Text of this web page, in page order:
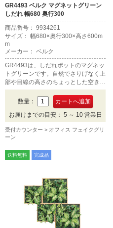
GR4493 ベルク マグネットグリーン
しだれ 幅680 奥行300
商品番号： 9934261
サイズ： 幅680×奥行300×高さ600m
m
メーカー： ベルク
GR4493は、しだれポットのマグネッ
トグリーンです。自然でさりげなく上
部や目線の高さのちょっとした空きス
ペースにおすすめです。
数量：
お届けまでの目安： 5 ～ 10 営業日
受付カウンター
オフィス フェイクグリ
ーン
送料無料 完成品